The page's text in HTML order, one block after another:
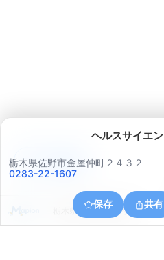
ヘルスサイエ
栃木県佐野市金屋仲町２４３２
0283-22-1607
保存 共有
栃木県佐野市伊保内町
アプリで見る